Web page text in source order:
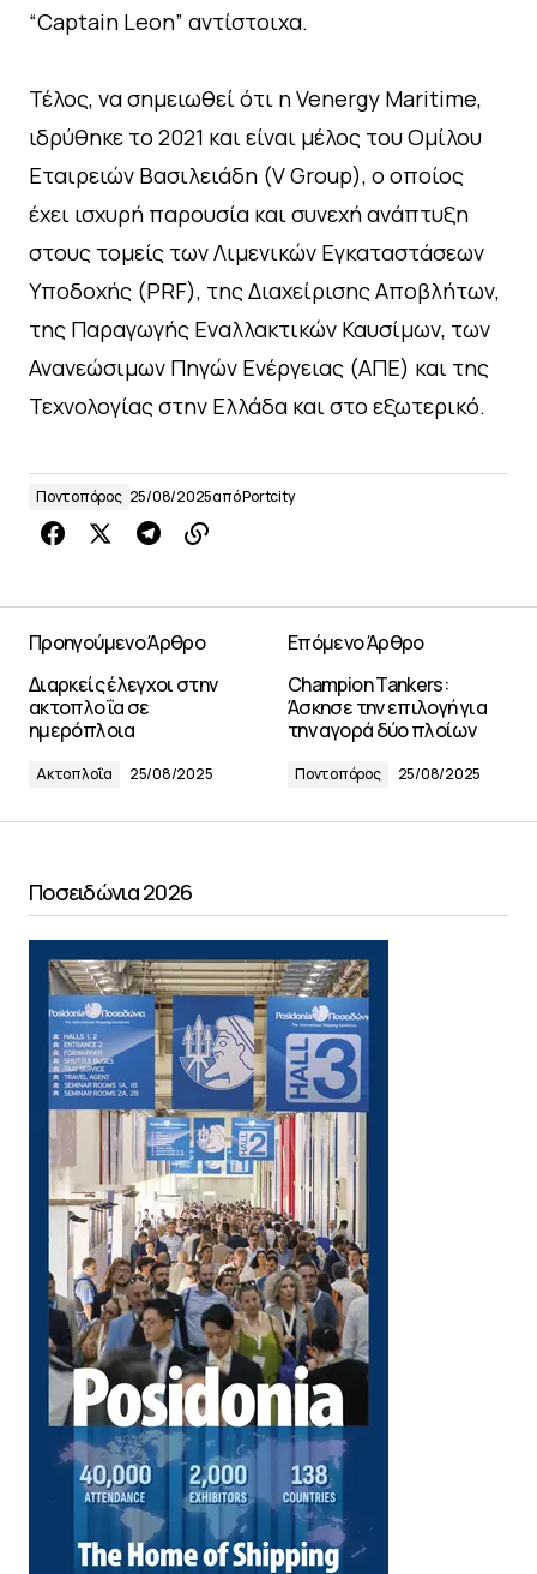
“Captain Leon” αντίστοιχα.
Τέλος, να σημειωθεί ότι η Venergy Maritime,
ιδρύθηκε το 2021 και είναι μέλος του Ομίλου
Εταιρειών Βασιλειάδη (V Group), ο οποίος
έχει ισχυρή παρουσία και συνεχή ανάπτυξη
στους τομείς των Λιμενικών Εγκαταστάσεων
Υποδοχής (PRF), της Διαχείρισης Αποβλήτων,
της Παραγωγής Εναλλακτικών Καυσίμων, των
Ανανεώσιμων Πηγών Ενέργειας (ΑΠΕ) και της
Τεχνολογίας στην Ελλάδα και στο εξωτερικό.
Ποντοπόρος 25/08/2025απόPortcity
Προηγούμενο Άρθρο
Διαρκείς έλεγχοι στην
ακτοπλοΐα σε
ημερόπλοια
Ακτοπλοΐα 25/08/2025
Επόμενο Άρθρο
Champion Tankers:
Άσκησε την επιλογή για
την αγορά δύο πλοίων
Ποντοπόρος 25/08/2025
Ποσειδώνια 2026